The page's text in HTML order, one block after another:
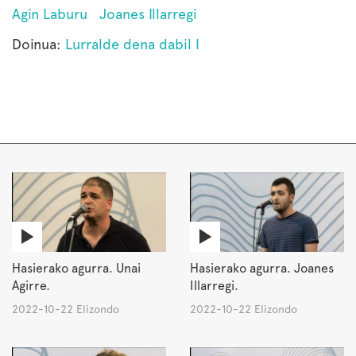
Agin Laburu
Joanes Illarregi
Doinua: Lurralde dena dabil I
Hasierako agurra. Unai
Agirre.
2022-10-22 Elizondo
Hasierako agurra. Joanes
Illarregi.
2022-10-22 Elizondo